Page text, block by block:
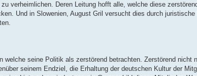
verheimlichen. Deren Leitung hofft alle, welche diese
Und in Slowenien, August Gril versucht dies durch juristische
welche seine Politik als zerstörend betrachten. Zerstörend nicht
seinem Endziel, die Erhaltung der deutschen Kultur der